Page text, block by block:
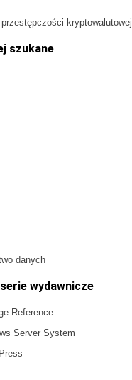
kryptowalutowej
szukane
danych
wydawnicze
Reference
Server System